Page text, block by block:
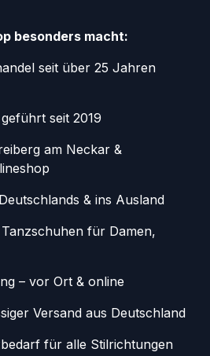
besonders macht:
seit über 25 Jahren
seit 2019
am Neckar &
& ins Ausland
für Damen,
– vor Ort & online
Versand aus Deutschland
für alle Stilrichtungen